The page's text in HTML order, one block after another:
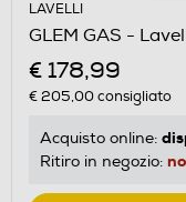
LAVELLI
GLEM GAS -
€ 178,99
€ 205,00consigliato
Acquisto online:
Ritiro in negozio: